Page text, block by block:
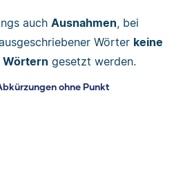
auch Ausnahmen, bei
Wörter keine
Wörtern gesetzt werden.
ohne Punkt